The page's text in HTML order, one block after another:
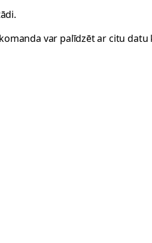
var palīdzēt ar citu